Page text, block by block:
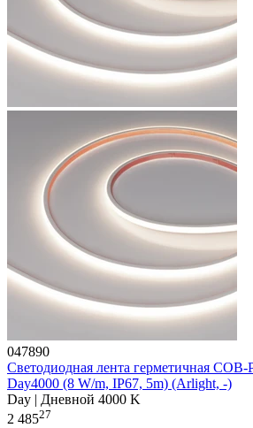
047890
Светодиодная лента герметичная
Day4000 (8 W/m, IP67, 5m) (Arlight, -)
Day | Дневной 4000 K
2 48527